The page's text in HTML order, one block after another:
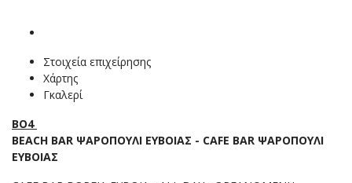
Στοιχεία επιχείρησης
Χάρτης
Γκαλερί
ΒΟ4
BEACH BAR ΨΑΡΟΠΟΥΛΙ ΕΥΒΟΙΑΣ - CAFE BAR ΨΑΡΟΠΟΥΛΙ
ΕΥΒΟΙΑΣ